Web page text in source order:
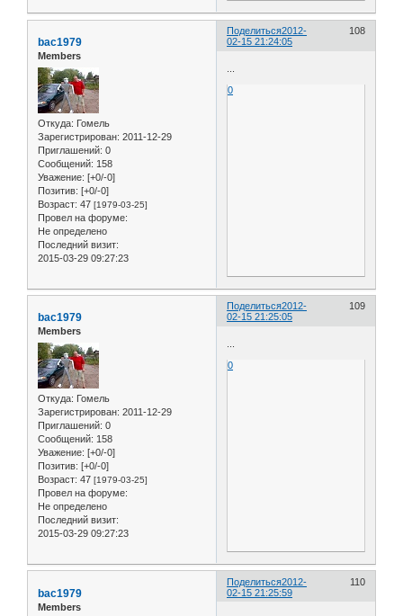
Поделиться 108
2012-
02-15 21:24:05
bac1979
Members
Откуда: Гомель
Зарегистрирован: 2011-12-29
Приглашений: 0
Сообщений: 158
Уважение: [+0/-0]
Позитив: [+0/-0]
Возраст: 47 [1979-03-25]
Провел на форуме:
Не определено
Последний визит:
2015-03-29 09:27:23
0
Поделиться 109
2012-
02-15 21:25:05
bac1979
Members
Откуда: Гомель
Зарегистрирован: 2011-12-29
Приглашений: 0
Сообщений: 158
Уважение: [+0/-0]
Позитив: [+0/-0]
Возраст: 47 [1979-03-25]
Провел на форуме:
Не определено
Последний визит:
2015-03-29 09:27:23
0
Поделиться 110
2012-
02-15 21:25:59
bac1979
Members